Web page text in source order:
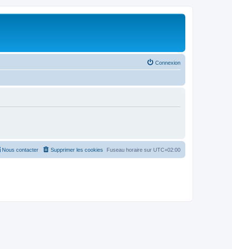
Connexion
Fuseau horaire sur UTC+02:00
Supprimer les cookies
Nous contacter